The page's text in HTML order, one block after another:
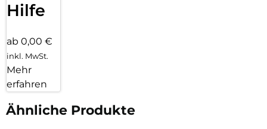
Hilfe
ab 0,00 €
inkl. MwSt.
Mehr
erfahren
Ähnliche Produkte